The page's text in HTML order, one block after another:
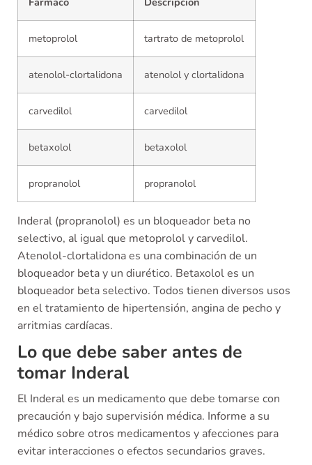
metoprolol tartrato de metoprolol
atenolol-clortalidona atenolol y clortalidona
carvedilol carvedilol
betaxolol betaxolol
propranolol propranolol
Inderal (propranolol) es un bloqueador beta no
selectivo, al igual que metoprolol y carvedilol.
Atenolol-clortalidona es una combinación de un
bloqueador beta y un diurético. Betaxolol es un
bloqueador beta selectivo. Todos tienen diversos usos
en el tratamiento de hipertensión, angina de pecho y
arritmias cardíacas.
Lo que debe saber antes de
tomar Inderal
El Inderal es un medicamento que debe tomarse con
precaución y bajo supervisión médica. Informe a su
médico sobre otros medicamentos y afecciones para
evitar interacciones o efectos secundarios graves.